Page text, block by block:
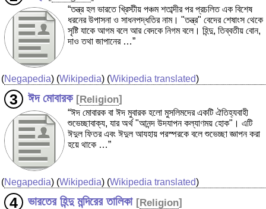
“তন্ত্র হল ভারতে খ্রিস্টীয় পঞ্চম শতাব্দীর পর প্রচলিত এক বিশেষ
ধরনের উপাসনা ও সাধনপদ্ধতির নাম। "তন্ত্র" বেদের শেষাংস থেকে
সৃষ্টি যাকে আগম বলে আর বেদকে নিগম বলে। হিন্দু, তিব্বতীয় বোন,
দাও তথা জাপানের …”
(Negapedia) (Wikipedia) (Wikipedia translated)
ঈদ মোবারক [Religion]
“ঈদ মোবারক বা ঈদ মুবারক হলো মুসলিমদের একটি ঐতিহ্যবাহী
শুভেচ্ছাবাক্য, যার অর্থ "আনন্দ উদযাপন কল্যাণময় হোক"। এটি
ঈদুল ফিতর এবং ঈদুল আযহায় পরস্পরকে বলে শুভেচ্ছা জ্ঞাপন করা
হয়ে থাকে …”
(Negapedia) (Wikipedia) (Wikipedia translated)
ভারতের হিন্দু মন্দিরের তালিকা [Religion]